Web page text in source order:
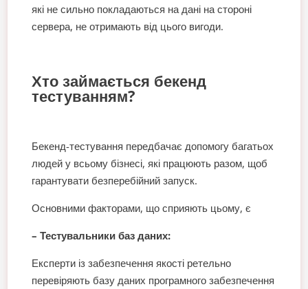
які не сильно покладаються на дані на стороні
сервера, не отримають від цього вигоди.
Хто займається бекенд
тестуванням?
Бекенд-тестування передбачає допомогу багатьох
людей у всьому бізнесі, які працюють разом, щоб
гарантувати безперебійний запуск.
Основними факторами, що сприяють цьому, є
– Тестувальники баз даних:
Експерти із забезпечення якості ретельно
перевіряють базу даних програмного забезпечення